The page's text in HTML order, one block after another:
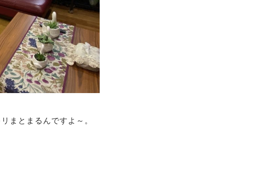
まとまるんですよ～。